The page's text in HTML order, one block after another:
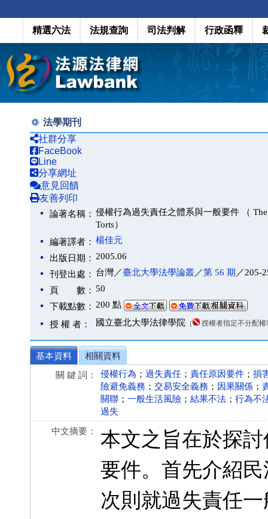
精選六法 法規查詢 司法判解 行政函釋
法學期刊
社群分享
FaceBook
Line
分享網址
意見回饋
友善列印
論著名稱： 侵權行為過失責任之體系與一般要件 （
Torts）
編著譯者： 楊佳元
出版日期： 2005.06
刊登出處： 台灣／臺北大學法學論叢／第 56 期 ／205-
頁 數： 50
下載點數： 200 點
授 權 者： 國立臺北大學法律學院 （ 授權者指定不分配
基本資料
相關資料
關 鍵 詞：
侵權行為 ； 過失責任 ； 責任原因要件 ； 損
險避免義務 ； 交易安全義務 ； 因果關係 ；
關聯 ； 一般生活風險 ； 結果不法 ； 行為不
過失
中文摘要：
本文之旨在於探
要件。首先介紹
次則就過失責任